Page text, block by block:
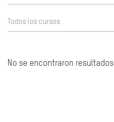
Todos los cursos
No se encontraron resultados